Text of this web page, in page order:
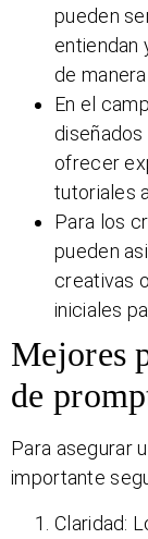
pueden
entiendan
de
En el
ofrecer
tutoriales
Para los
pueden
creativas
iniciales
Mejores
de
Para asegurar
importante
Claridad: